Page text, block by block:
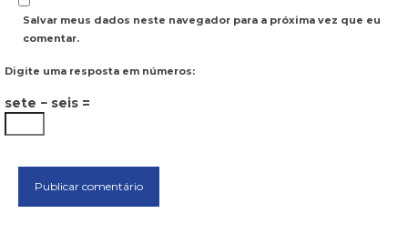
Salvar meus dados neste navegador para a próxima vez que eu
comentar.
Digite uma resposta em números:
sete − seis =